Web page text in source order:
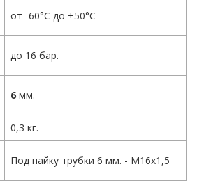
от -60°С до +50°С
до 16 бар.
6 мм.
0,3 кг.
Под пайку трубки 6 мм. - М16х1,5